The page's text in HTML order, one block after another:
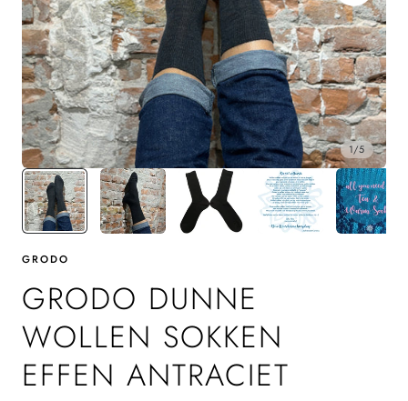
1/5
GRODO
GRODO DUNNE
WOLLEN SOKKEN
EFFEN ANTRACIET